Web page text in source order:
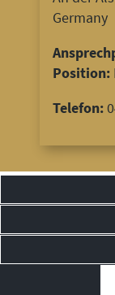
Germany
Position:
Telefon: